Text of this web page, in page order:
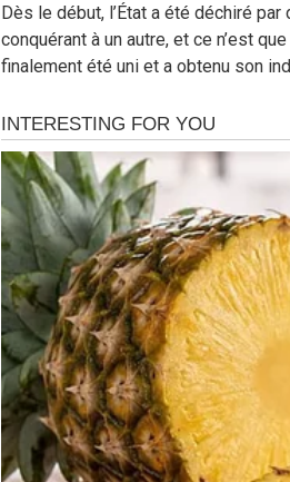
Dès le début, l’État a été déchiré
conquérant à un autre, et ce n’est
finalement été uni et a obtenu son